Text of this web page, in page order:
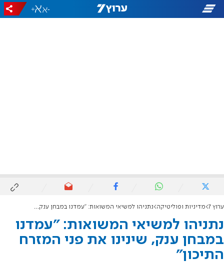
-
+
ערוץ 7 מדיניות ופוליטיקה נתניהו למשיאי המשואות: "עמדנו במבחן ענק, שינינו את פני המזרח התיכון"
נתניהו למשיאי המשואות: "עמדנו
במבחן ענק, שינינו את פני המזרח
התיכון"